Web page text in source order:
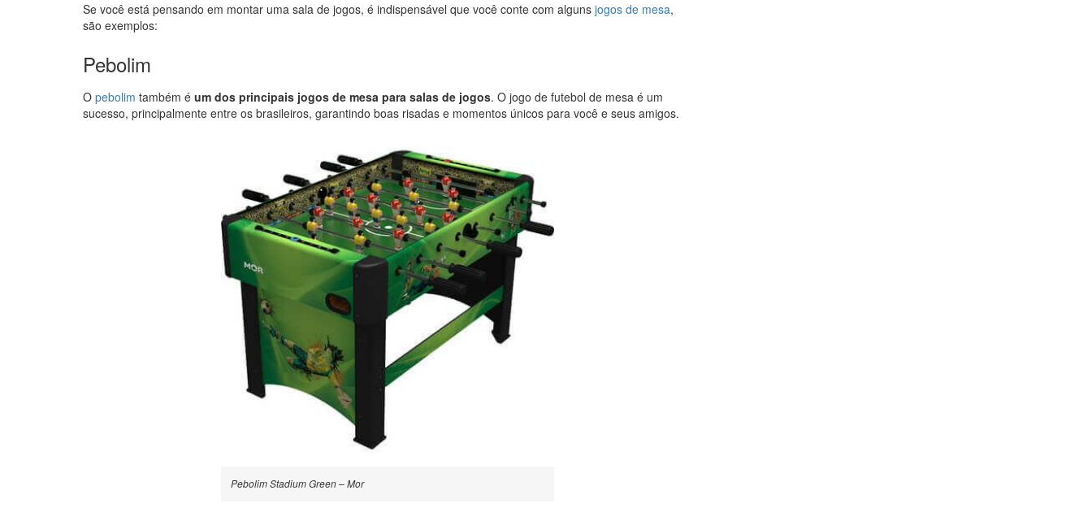
Se você está pensando em montar uma sala de jogos, é indispensável que você conte com alguns jogos de mesa,
são exemplos:
Pebolim
O pebolim também é um dos principais jogos de mesa para salas de jogos. O jogo de futebol de mesa é um
sucesso, principalmente entre os brasileiros, garantindo boas risadas e momentos únicos para você e seus amigos.
Pebolim Stadium Green – Mor